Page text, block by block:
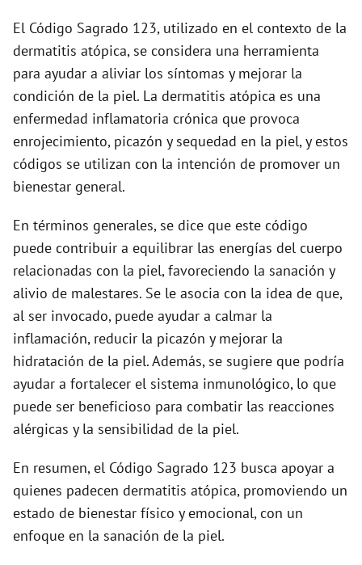
e
o
El Código Sagrado 123, utilizado en el contexto de la
dermatitis atópica, se considera una herramienta
para ayudar a aliviar los síntomas y mejorar la
condición de la piel. La dermatitis atópica es una
enfermedad inflamatoria crónica que provoca
enrojecimiento, picazón y sequedad en la piel, y estos
códigos se utilizan con la intención de promover un
bienestar general.
En términos generales, se dice que este código
puede contribuir a equilibrar las energías del cuerpo
relacionadas con la piel, favoreciendo la sanación y
alivio de malestares. Se le asocia con la idea de que,
al ser invocado, puede ayudar a calmar la
inflamación, reducir la picazón y mejorar la
hidratación de la piel. Además, se sugiere que podría
ayudar a fortalecer el sistema inmunológico, lo que
puede ser beneficioso para combatir las reacciones
alérgicas y la sensibilidad de la piel.
En resumen, el Código Sagrado 123 busca apoyar a
quienes padecen dermatitis atópica, promoviendo un
estado de bienestar físico y emocional, con un
enfoque en la sanación de la piel.